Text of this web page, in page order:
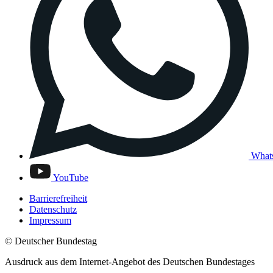
YouTube
Barrierefreiheit
Datenschutz
Impressum
© Deutscher Bundestag
Ausdruck aus dem Internet-Angebot des Deutschen Bundestages